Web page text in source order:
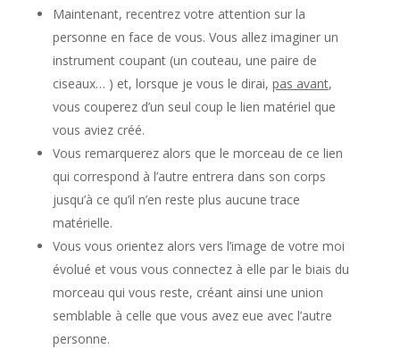
Maintenant, recentrez votre attention sur la
personne en face de vous. Vous allez imaginer un
instrument coupant (un couteau, une paire de
ciseaux… ) et, lorsque je vous le dirai, pas avant,
vous couperez d’un seul coup le lien matériel que
vous aviez créé.
Vous remarquerez alors que le morceau de ce lien
qui correspond à l’autre entrera dans son corps
jusqu’à ce qu’il n’en reste plus aucune trace
matérielle.
Vous vous orientez alors vers l’image de votre moi
évolué et vous vous connectez à elle par le biais du
morceau qui vous reste, créant ainsi une union
semblable à celle que vous avez eue avec l’autre
personne.